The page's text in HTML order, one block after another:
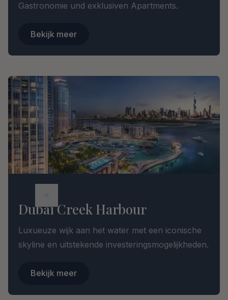
Gastronomie und exklusiven Apartments.
Bekijk meer
Dubai Creek Harbour
Luxueuze wijk aan het water met een iconische
skyline en uitstekende investeringsmogelijkheden.
Bekijk meer